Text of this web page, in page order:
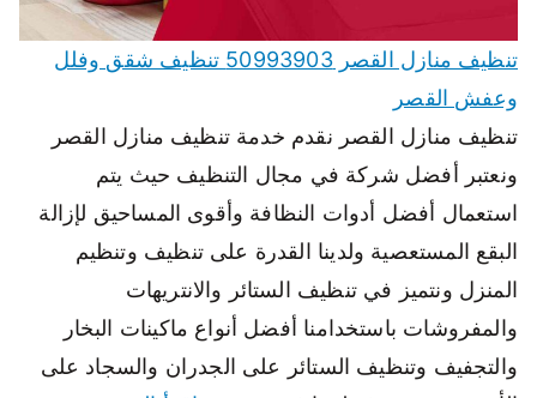
تنظيف منازل القصر 50993903 تنظيف شقق وفلل
وعفش القصر
تنظيف منازل القصر نقدم خدمة تنظيف منازل القصر
ونعتبر أفضل شركة في مجال التنظيف حيث يتم
استعمال أفضل أدوات النظافة وأقوى المساحيق لإزالة
البقع المستعصية ولدينا القدرة على تنظيف وتنظيم
المنزل ونتميز في تنظيف الستائر والانتريهات
والمفروشات باستخدامنا أفضل أنواع ماكينات البخار
والتجفيف وتنظيف الستائر على الجدران والسجاد على